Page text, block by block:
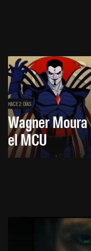
HACE 2 DÍAS
Wagner
el MCU